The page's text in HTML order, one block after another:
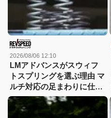
2026/08/06 12:10
LMアドバンスがスウィフ
トスプリングを選ぶ理由 マ
ルチ対応の足まわりに仕上
げやすい